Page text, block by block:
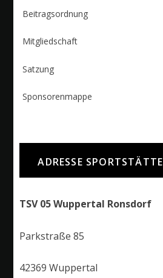
Beitragsordnung
Mitgliedschaft
Satzung
Sponsorenmappe
ADRESSE SPORTSTÄTTE
TSV 05 Wuppertal Ronsdorf
Parkstraße 85
42369 Wuppertal